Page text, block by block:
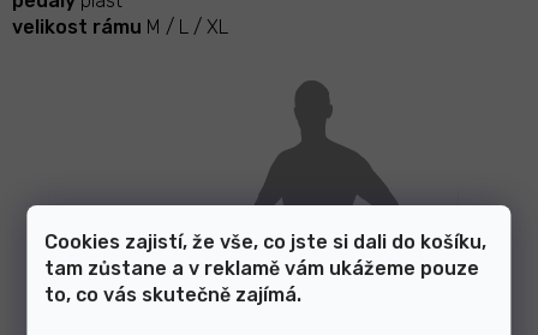
Cookies zajistí, že vše, co jste si dali do košíku,
tam zůstane a v reklamě vám ukážeme pouze
to, co vás skutečně zajímá.
velikost rámu M / L / XL